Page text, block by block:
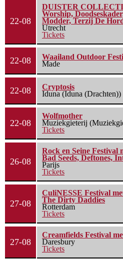
22-08
DUISTER
Worship,
Modder, Terzij De
Utrecht
Tickets
22-08
Waailand Outdoor
Made
22-08
Cryptosis
Iduna (Iduna (Drachten))
22-08
Wolfmother
Muziekgieterij
Tickets
26-08
Rock en Seine Festival
Bad Seeds, Deftones,
Parijs
Tickets
27-08
CuliNESSE Festival
The Dirty Daddies
Rotterdam
Tickets
27-08
Creamfields Festival
Daresbury
Tickets